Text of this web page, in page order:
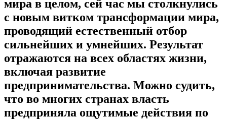
мира в целом, сей час мы столкнулись
с новым витком трансформации мира,
проводящий естественный отбор
сильнейших и умнейших. Результат
отражаются на всех областях жизни,
включая развитие
предпринимательства. Можно судить,
что во многих странах власть
предприняла ощутимые действия по